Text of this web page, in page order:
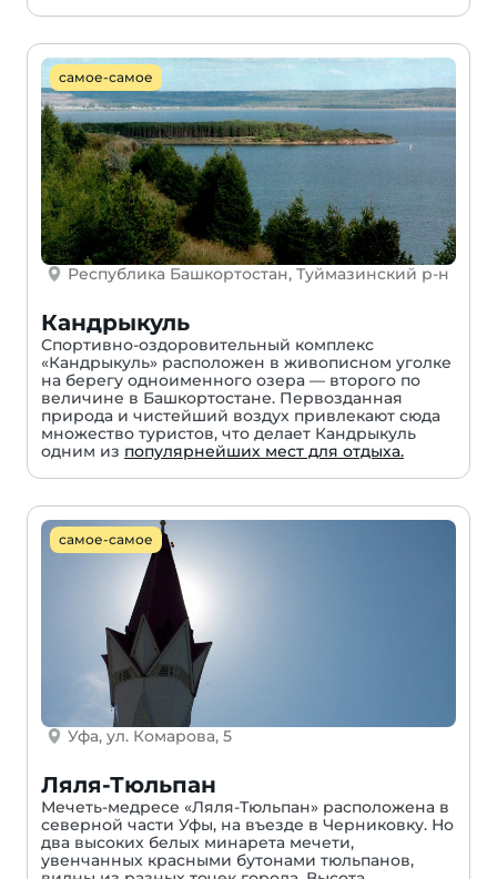
самое-самое
Республика Башкортостан, Туймазинский р-н
Кандрыкуль
Спортивно-оздоровительный комплекс
«Кандрыкуль» расположен в живописном уголке
на берегу одноименного озера — второго по
величине в Башкортостане. Первозданная
природа и чистейший воздух привлекают сюда
множество туристов, что делает Кандрыкуль
одним из популярнейших мест для отдыха.
самое-самое
Уфа, ул. Комарова, 5
Ляля-Тюльпан
Мечеть-медресе «Ляля-Тюльпан» расположена в
северной части Уфы, на въезде в Черниковку. Но
два высоких белых минарета мечети,
увенчанных красными бутонами тюльпанов,